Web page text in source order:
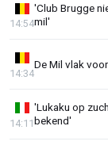
'Club Brugge
mil'
14:54
De Mil vlak
14:34
'Lukaku op
bekend'
14:11